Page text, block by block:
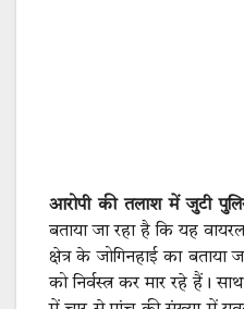
आरोपी की तलाश में जुटी
बताया जा रहा है कि यह वायरल
क्षेत्र के जोगिनहाई का
को निर्वस्त्र कर मार रहे हैं।